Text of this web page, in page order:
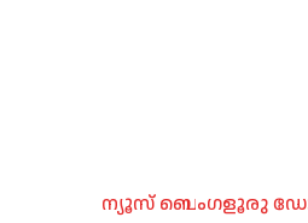
ന്യൂസ് ബെംഗളൂരു